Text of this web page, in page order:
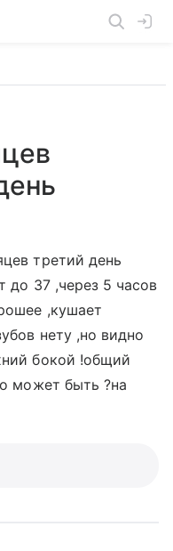
третий день
до 37 ,через 5 часов
,кушает
нету ,но видно
бокой !общий
может быть ?на